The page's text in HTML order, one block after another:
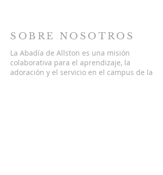
SOBRE NOSOTROS
La Abadía de Allston es una misión
colaborativa para el aprendizaje, la
adoración y el servicio en el campus de la